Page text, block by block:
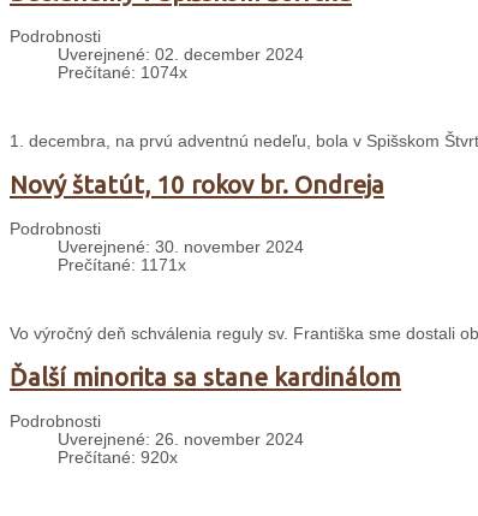
Podrobnosti
Uverejnené: 02. december 2024
Prečítané: 1074x
1. decembra, na prvú adventnú nedeľu, bola v Spišskom
Nový štatút, 10 rokov br. Ondreja
Podrobnosti
Uverejnené: 30. november 2024
Prečítané: 1171x
Vo výročný deň schválenia reguly sv. Františka sme dostali
Ďalší minorita sa stane kardinálom
Podrobnosti
Uverejnené: 26. november 2024
Prečítané: 920x